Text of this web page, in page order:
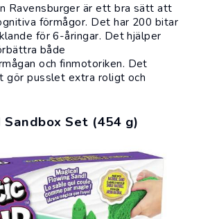
Ravensburger är ett bra sätt att
förmågor. Det har 200 bitar
för 6-åringar. Det hjälper
både
och finmotoriken. Det
gör pusslet extra roligt och
Set (454 g)